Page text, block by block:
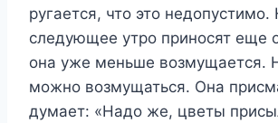
ругается, что это недопустимо.
следующее утро приносят еще
она уже меньше возмущается.
можно возмущаться. Она
думает: «Надо же, цветы